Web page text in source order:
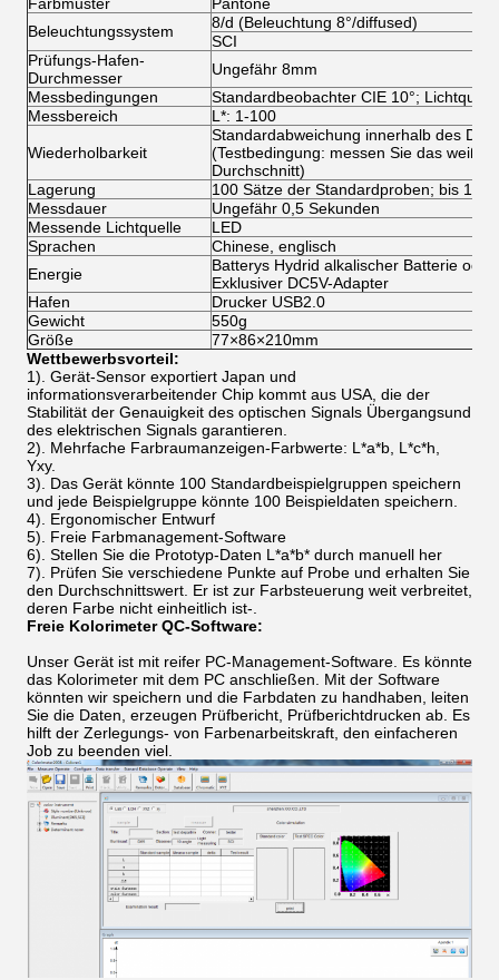
Beleuchtungssystem
8/d (Beleuchtung 8°/diffused)
SCI
Prüfungs-Hafen-
Durchmesser
Ungefähr 8mm
Messbedingungen
Standardbeobachter CIE 10°;
Messbereich
L*: 1-100
Wiederholbarkeit
Standardabweichung innerhalb des
(Testbedingung: messen Sie das weiße
Durchschnitt)
Lagerung
100 Sätze der Standardproben; bis 100
Messdauer
Ungefähr 0,5 Sekunden
Messende Lichtquelle
LED
Sprachen
Chinese, englisch
Energie
Batterys Hydrid alkalischer Batterie
Exklusiver DC5V-Adapter
Hafen
Drucker USB2.0
Gewicht
550g
Größe
77×86×210mm
Wettbewerbsvorteil:
1). Gerät-Sensor exportiert Japan und
informationsverarbeitender Chip kommt aus USA, die der
Stabilität der Genauigkeit des optischen Signals Übergangsund
des elektrischen Signals garantieren.
2).
Mehrfache Farbraumanzeigen-Farbwerte: L*a*b, L*c*h,
Yxy.
3).
Das Gerät könnte 100 Standardbeispielgruppen speichern
und jede Beispielgruppe könnte 100 Beispieldaten speichern.
4). Ergonomischer Entwurf
5). Freie Farbmanagement-Software
6). Stellen Sie die Prototyp-Daten L*a*b* durch manuell her
7). Prüfen Sie verschiedene Punkte auf Probe und erhalten Sie
den Durchschnittswert. Er ist zur Farbsteuerung weit verbreitet,
deren Farbe nicht einheitlich ist-.
Freie Kolorimeter QC-Software:
Unser Gerät ist mit reifer PC-Management-Software. Es könnte
das Kolorimeter mit dem PC anschließen. Mit der Software
könnten wir speichern und die Farbdaten zu handhaben, leiten
Sie die Daten, erzeugen Prüfbericht, Prüfberichtdrucken ab. Es
hilft der Zerlegungs- von Farbenarbeitskraft, den einfacheren
Job zu beenden viel.